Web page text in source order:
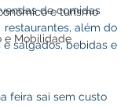
e turismo
e Mobilidade
de comidas
restaurantes, além do
salgados, bebidas e